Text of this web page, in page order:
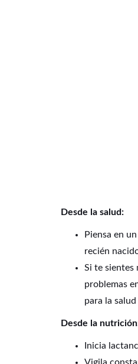
Desde la salud:
Piensa en
recién
Si te sientes
problemas
para la
Desde la
Inicia